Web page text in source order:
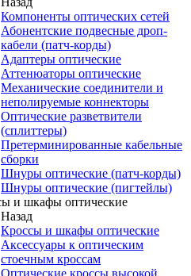
Компоненты оптических сетей
Абонентские подвесные дроп-
кабели (патч-корды)
Адаптеры оптические
Аттенюаторы оптические
Механические соединители и
неполируемые коннекторы
Оптические разветвители
(сплиттеры)
Претерминированные кабельные
сборки
Шнуры оптические (патч-корды)
Шнуры оптические (пигтейлы)
и шкафы оптические
Назад
Кроссы и шкафы оптические
Аксессуары к оптическим
стоечным кроссам
Оптические кроссы высокой